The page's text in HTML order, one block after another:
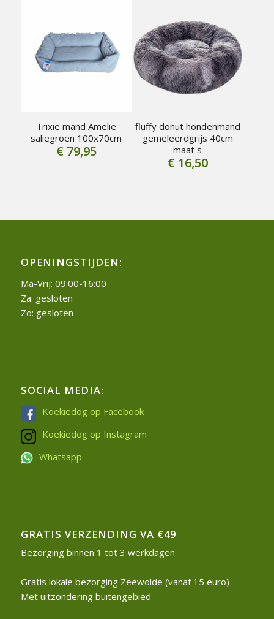
Trixie mand Amelie
saliegroen 100x70cm
€79,95
fluffy donut hondenmand
gemeleerdgrijs 40cm
maat s
€16,50
OPENINGSTIJDEN:
Ma-Vrij: 09:00-16:00
Za: gesloten
Zo: gesloten
SOCIAL MEDIA:
Koekiedog op Facebook
Koekiedog op Instagram
Whatsapp
GRATIS VERZENDING VA €49
Bezorging binnen 1 tot 3 werkdagen.
Gratis lokale bezorging Zeewolde (vanaf 15 euro)
Met uitzondering buitengebied